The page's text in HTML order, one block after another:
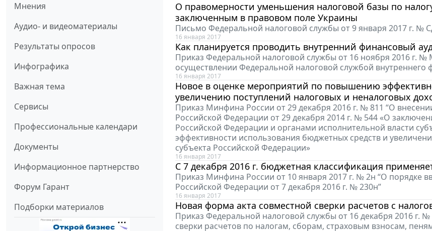
Мнения
Аудио- и видеоматериалы
Результаты опросов
Инфографика
Важная тема
Сервисы
Профессиональные календари
Документы
Информационное партнерство
Форум Гарант
Подборки материалов
О правомерности уменьшения налоговой базы по
заключенным в правовом поле Украины
Письмо Федеральной налоговой службы от 9 января 2017 г. №
16 января 2017
Как планируется проводить внутренний финансовый
Приказ Федеральной налоговой службы от 16 ноября 2016 г.
осуществлении Федеральной налоговой службой внутреннего
16 января 2017
Новое в оценке мероприятий по повышению
увеличению поступлений налоговых и неналоговых
Приказ Минфина России от 29 декабря 2016 г. № 811 “О
Российской Федерации от 29 декабря 2014 г. № 544 «О
Российской Федерации и органами исполнительной власти
эффективности использования бюджетных средств и
субъекта Российской Федерации»
16 января 2017
С 7 декабря 2016 г. бюджетная классификация
Приказ Минфина России от 10 января 2017 г. № 2н “О порядке
Российской Федерации от 7 декабря 2016 г. № 230н”
16 января 2017
Новая форма акта совместной сверки расчетов с
Приказ Федеральной налоговой службы от 16 декабря 2016
сверки расчетов по налогам, сборам, страховым взносам,